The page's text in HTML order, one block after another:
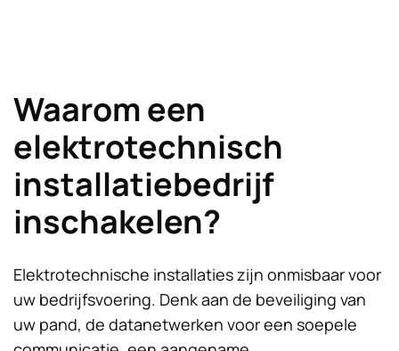
Waarom een
elektrotechnisch
installatiebedrijf
inschakelen?
Elektrotechnische installaties zijn onmisbaar voor
uw bedrijfsvoering. Denk aan de beveiliging van
uw pand, de datanetwerken voor een soepele